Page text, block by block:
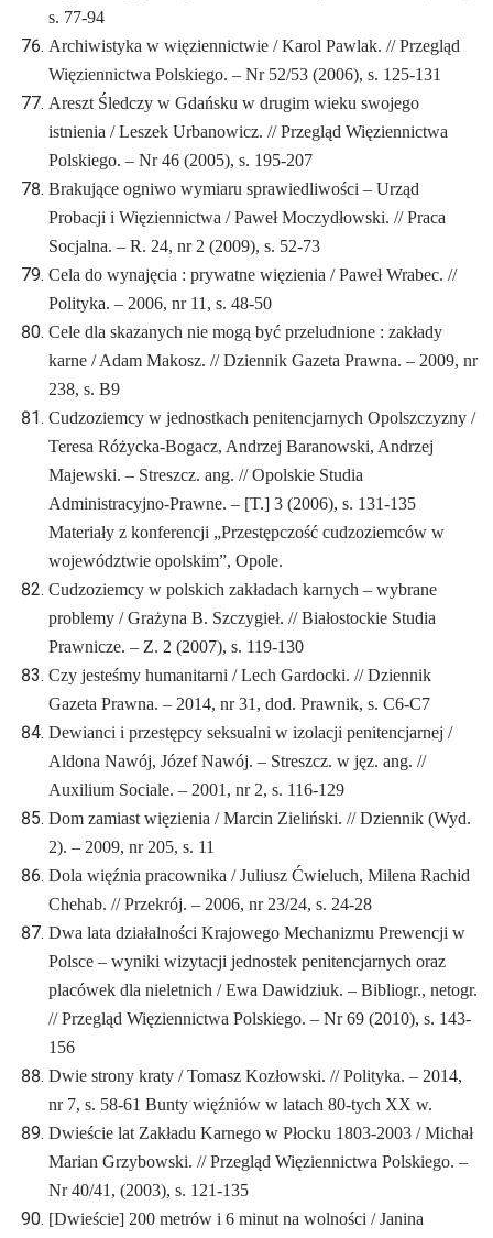
s. 77-94
Archiwistyka w więziennictwie / Karol Pawlak. // Przegląd
Więziennictwa Polskiego. – Nr 52/53 (2006), s. 125-131
Areszt Śledczy w Gdańsku w drugim wieku swojego
istnienia / Leszek Urbanowicz. // Przegląd Więziennictwa
Polskiego. – Nr 46 (2005), s. 195-207
Brakujące ogniwo wymiaru sprawiedliwości – Urząd
Probacji i Więziennictwa / Paweł Moczydłowski. // Praca
Socjalna. – R. 24, nr 2 (2009), s. 52-73
Cela do wynajęcia : prywatne więzienia / Paweł Wrabec. //
Polityka. – 2006, nr 11, s. 48-50
Cele dla skazanych nie mogą być przeludnione : zakłady
karne / Adam Makosz. // Dziennik Gazeta Prawna. – 2009, nr
238, s. B9
Cudzoziemcy w jednostkach penitencjarnych Opolszczyzny /
Teresa Różycka-Bogacz, Andrzej Baranowski, Andrzej
Majewski. – Streszcz. ang. // Opolskie Studia
Administracyjno-Prawne. – [T.] 3 (2006), s. 131-135
Materiały z konferencji „Przestępczość cudzoziemców w
województwie opolskim”, Opole.
Cudzoziemcy w polskich zakładach karnych – wybrane
problemy / Grażyna B. Szczygieł. // Białostockie Studia
Prawnicze. – Z. 2 (2007), s. 119-130
Czy jesteśmy humanitarni / Lech Gardocki. // Dziennik
Gazeta Prawna. – 2014, nr 31, dod. Prawnik, s. C6-C7
Dewianci i przestępcy seksualni w izolacji penitencjarnej /
Aldona Nawój, Józef Nawój. – Streszcz. w jęz. ang. //
Auxilium Sociale. – 2001, nr 2, s. 116-129
Dom zamiast więzienia / Marcin Zieliński. // Dziennik (Wyd.
2). – 2009, nr 205, s. 11
Dola więźnia pracownika / Juliusz Ćwieluch, Milena Rachid
Chehab. // Przekrój. – 2006, nr 23/24, s. 24-28
Dwa lata działalności Krajowego Mechanizmu Prewencji w
Polsce – wyniki wizytacji jednostek penitencjarnych oraz
placówek dla nieletnich / Ewa Dawidziuk. – Bibliogr., netogr.
// Przegląd Więziennictwa Polskiego. – Nr 69 (2010), s. 143-
156
Dwie strony kraty / Tomasz Kozłowski. // Polityka. – 2014,
nr 7, s. 58-61 Bunty więźniów w latach 80-tych XX w.
Dwieście lat Zakładu Karnego w Płocku 1803-2003 / Michał
Marian Grzybowski. // Przegląd Więziennictwa Polskiego. –
Nr 40/41, (2003), s. 121-135
[Dwieście] 200 metrów i 6 minut na wolności / Janina